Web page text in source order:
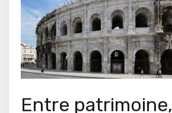
Entre patrimoine,